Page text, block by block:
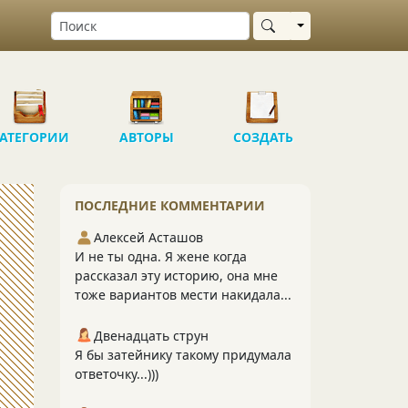
Выбрать область
АВТОРЫ СОЗДАТЬ
ПОСЛЕДНИЕ КОММЕНТАРИИ
Алексей Асташов
И не ты одна. Я жене когда
рассказал эту историю, она мне
тоже вариантов мести накидала...
Двенадцать струн
Я бы затейнику такому придумала
ответочку...)))